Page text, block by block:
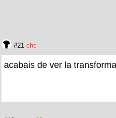
#21 chc
acabais de ver la